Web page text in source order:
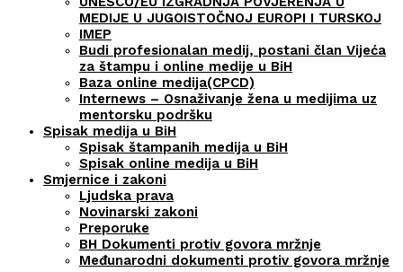
MEDIJE U JUGOISTOČNOJ EUROPI I TURSKOJ
IMEP
Budi profesionalan medij, postani član Vijeća
za štampu i online medije u BiH
Baza online medija(CPCD)
Internews – Osnaživanje žena u medijima uz
mentorsku podršku
Spisak medija u BiH
Spisak štampanih medija u BiH
Spisak online medija u BiH
Smjernice i zakoni
Ljudska prava
Novinarski zakoni
Preporuke
BH Dokumenti protiv govora mržnje
Međunarodni dokumenti protiv govora mržnje